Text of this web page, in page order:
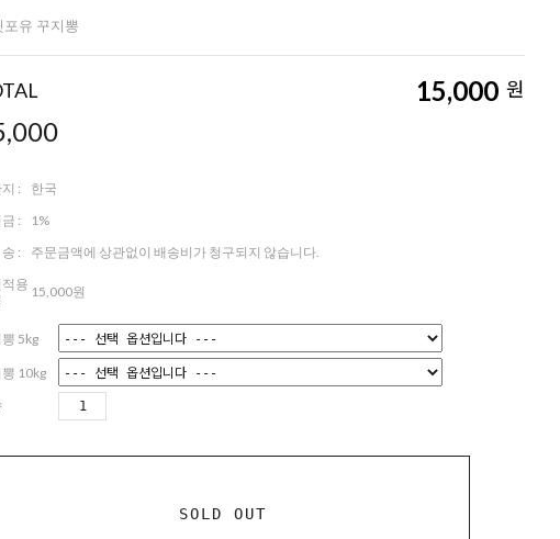
포유 꾸지뽕
15,000 원
:
한국
:
1%
:
주문금액에 상관없이 배송비가 청구되지 않습니다.
용 15,000원
5kg
10kg
SOLD OUT